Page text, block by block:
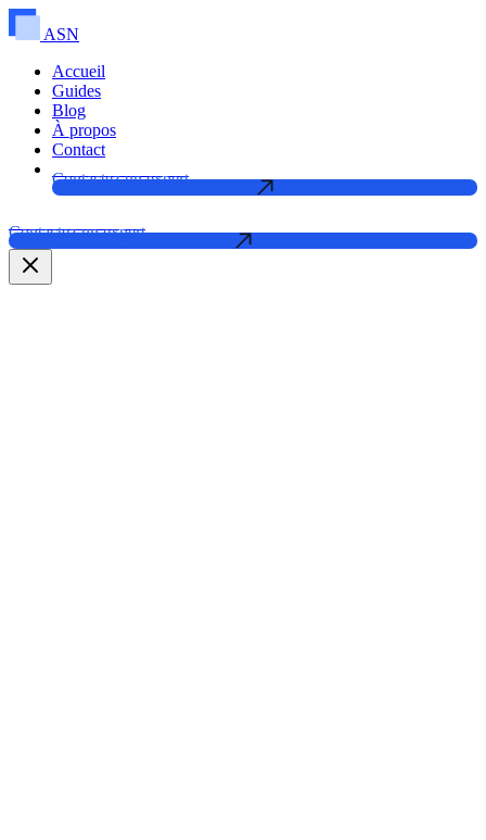
ASN
Accueil
Guides
Blog
À propos
Contact
Contactez un expert
Contactez un expert